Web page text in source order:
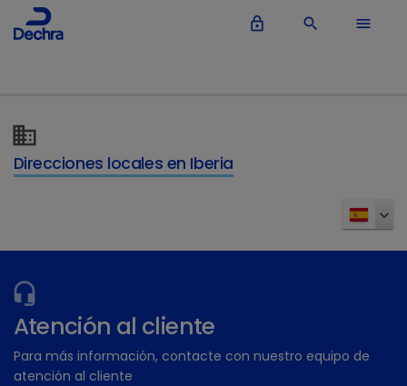
lock_outline search menu
Direcciones locales en Iberia
Atención al cliente
Para más información, contacte con nuestro equipo de
atención al cliente